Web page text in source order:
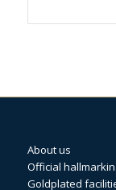
About us
Official
Goldplated